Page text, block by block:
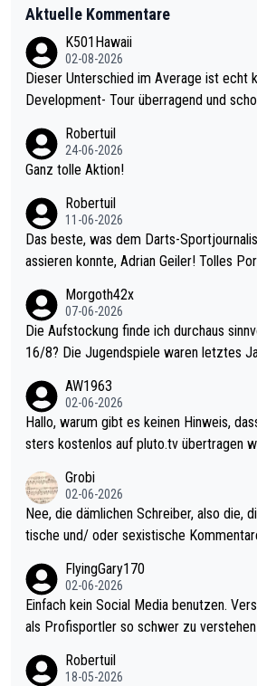
Aktuelle Kommentare
K501Hawaii
02-08-2026
Dieser Unterschied im Average ist echt krass! 111+
Development- Tour überragend und
mal 40+ erst recht. Da gewinnst keinen Blumentopf - ist ja noc
h krasser wie ein Pokalspiel eines Kreisligisten vs einem Bund
Robertuil
24-06-2026
Ganz tolle Aktion!
Robertuil
11-06-2026
Das beste, was dem Darts-
assieren konnte, Adrian Geiler! Tolles
Morgoth42x
07-06-2026
Die Aufstockung finde ich durchaus
16/8? Die Jugendspiele waren letztes Jahr durchaus sehr kurz
Allerdings ist Mitchell Lawrie als Nummer 1 der Welt eh qualifi
ziert. Somit ändert die automatische
sters erstmal nichts. Ich denke sie wollen damit für nächstes J
ohl wenig WDF Turniere spielen. Dies
es Jahr der Fall. Er musste als
den Qualifier und ich glaube kaum, dass
el hat.
AW1963
02-06-2026
Hallo, warum gibt es keinen Hinweis, dass die Nordic Darts Ma
sters kostenlos auf pluto.tv übertragen
Grobi
02-06-2026
Nee, die dämlichen Schreiber, also die,
tische und/ oder sexistische
s Leben in den Griff kriegen. Nur eins
r war doch neulich erst derjenige, der
rovoziert hat. Und Littlers Mutter schießt
FlyingGary170
02-06-2026
Einfach kein Social Media benutzen.
als Profisportler so schwer zu
Robertuil
18-05-2026